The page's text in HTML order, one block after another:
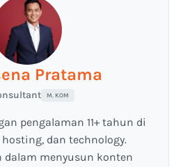
Pratama
M. KOM
pengalaman 11+ tahun di
dan technology.
dalam menyusun konten